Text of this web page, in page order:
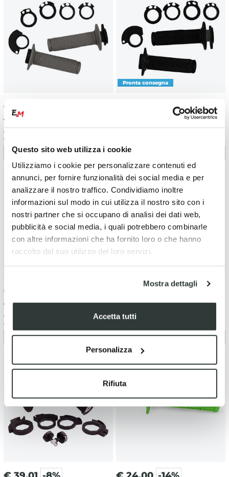
Questo sito web utilizza i cookie
Utilizziamo i cookie per personalizzare contenuti ed
annunci, per fornire funzionalità dei social media e per
analizzare il nostro traffico. Condividiamo inoltre
informazioni sul modo in cui utilizza il nostro sito con i
nostri partner che si occupano di analisi dei dati web,
pubblicità e social media, i quali potrebbero combinarle
con altre informazioni che ha fornito loro o che hanno
raccolto dal suo utilizzo dei loro servizi.
Mostra dettagli
Accetta tutti
Personalizza
Rifiuta
€ 28.27
€ 29.76
Coppia manopole Lock-On Pro
Grip 709 - Grigio
-5%
€
€ 29.76
Coppia manopole Lock-On Pro
Grip 709 - Blu
€ 33.84
Manopole Lock-on ODI V2 Nero